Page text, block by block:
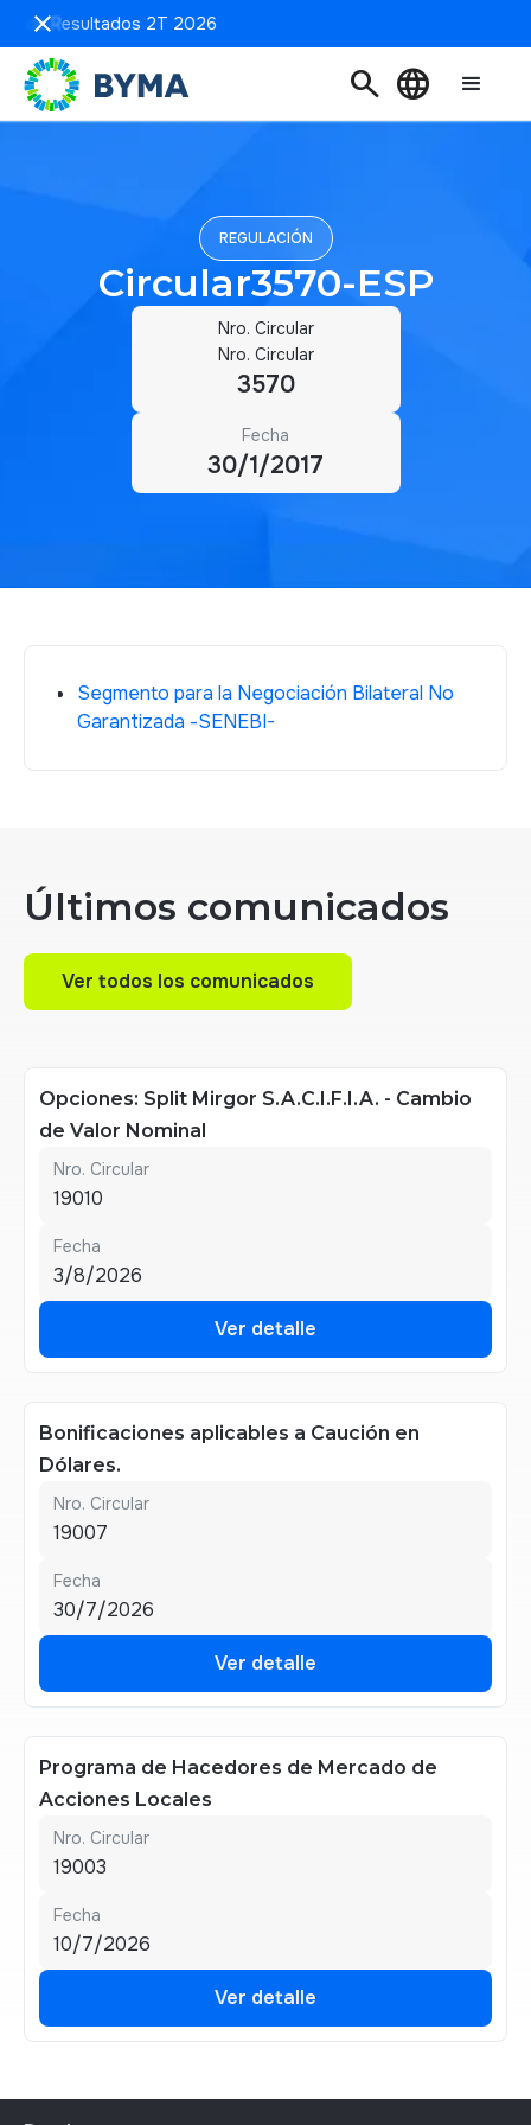
de Resultados 2T 2026
search language
REGULACIÓN
Circular3570-ESP
Nro. Circular
Nro. Circular
3570
Fecha
30/1/2017
Segmento para la Negociación Bilateral No
Garantizada -SENEBI-
Últimos comunicados
Ver todos los comunicados
Opciones: Split Mirgor S.A.C.I.F.I.A. - Cambio
de Valor Nominal
Nro. Circular
19010
Fecha
3/8/2026
Ver detalle
Bonificaciones aplicables a Caución en
Dólares.
Nro. Circular
19007
Fecha
30/7/2026
Ver detalle
Programa de Hacedores de Mercado de
Acciones Locales
Nro. Circular
19003
Fecha
10/7/2026
Ver detalle